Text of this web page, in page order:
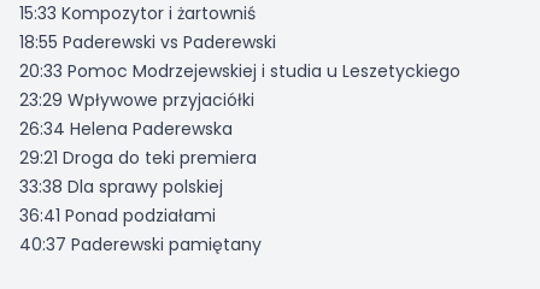
15:33 Kompozytor i żartowniś
18:55 Paderewski vs Paderewski
20:33 Pomoc Modrzejewskiej i studia u Leszetyckiego
23:29 Wpływowe przyjaciółki
26:34 Helena Paderewska
29:21 Droga do teki premiera
33:38 Dla sprawy polskiej
36:41 Ponad podziałami
40:37 Paderewski pamiętany